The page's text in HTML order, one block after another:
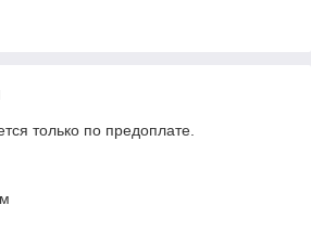
только по предоплате.